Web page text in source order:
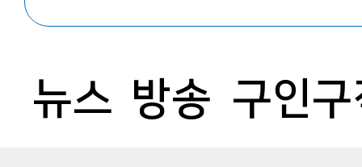
뉴스 방송 구인